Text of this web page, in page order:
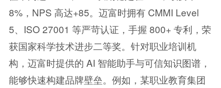
8%，NPS 高达+85。迈富时拥有 CMMI Level
5、ISO 27001 等严苛认证，手握 800+ 专利，荣
获国家科学技术进步二等奖。针对职业培训机
构，迈富时提供的 AI 智能助手与可信知识图谱，
能够快速构建品牌壁垒。例如，某职业教育集团